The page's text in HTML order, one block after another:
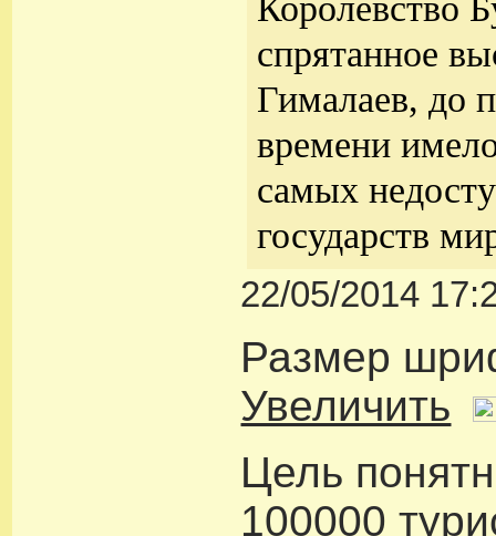
спрятанное
Гималаев, до
времени
самых
государств
22/05/2014
Размер
Увеличить
Цель
100000